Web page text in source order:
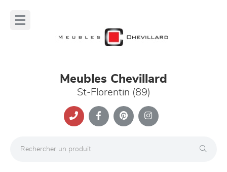
Meubles Chevillard
St-Florentin (89)